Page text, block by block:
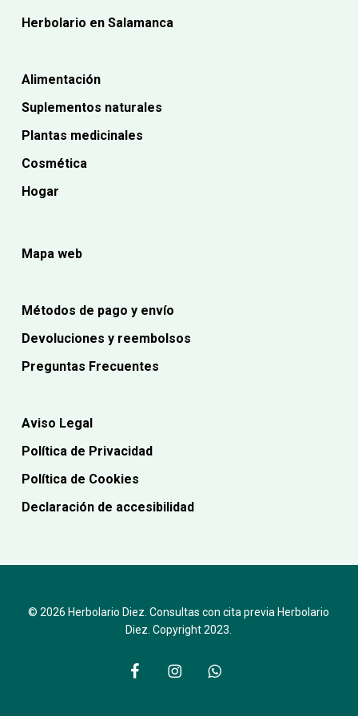
Herbolario en Salamanca
Alimentación
Suplementos naturales
Plantas medicinales
Cosmética
Hogar
Mapa web
Métodos de pago y envío
Devoluciones y reembolsos
Preguntas Frecuentes
Aviso Legal
Política de Privacidad
Política de Cookies
Declaración de accesibilidad
© 2026 Herbolario Diez. Consultas con cita previa Herbolario
Diez. Copyright 2023.
facebookinstagramwhatsapp